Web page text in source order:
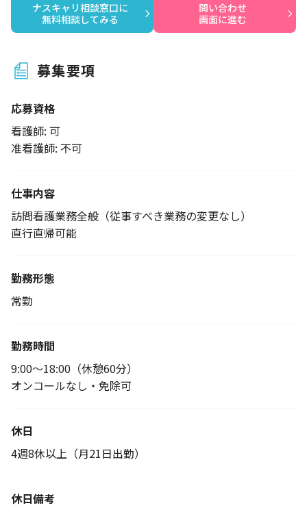
ナスキャリ相談窓口に
無料相談してみる
問い合わせ
画面に進む
募集要項
応募資格
看護師: 可
准看護師: 不可
仕事内容
訪問看護業務全般（従事すべき業務の変更なし）
直行直帰可能
勤務形態
常勤
勤務時間
9:00～18:00（休憩60分）
オンコールなし・免除可
休日
4週8休以上（月21日出勤）
休日備考